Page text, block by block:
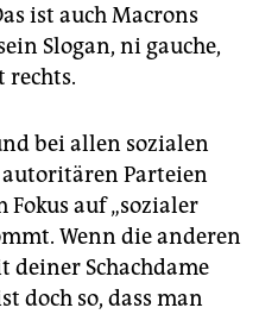
ist auch Macrons
Slogan, ni gauche,
bei allen sozialen
autoritären Parteien
auf „sozialer
Wenn die anderen
deiner Schachdame
doch so, dass man